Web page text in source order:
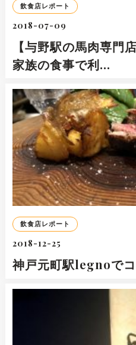
飲食店レポート
2018-07-09
【与野駅の馬肉専門
家族の食事で利…
飲食店レポート
2018-12-25
神戸元町駅legnoで